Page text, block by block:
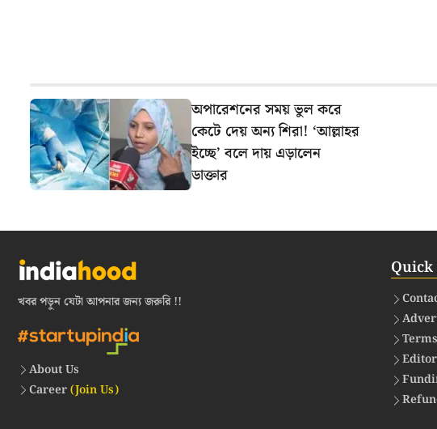
অপারেশনের সময় ভুল করে
কেটে দেয় অন্য শিরা! ‘আল্লাহর
ইচ্ছে’ বলে দায় এড়ালেন
ডাক্তার
খবর পড়ুন যেটা আপনার জন্য জরুরি !!
About Us
Career(Join Us)